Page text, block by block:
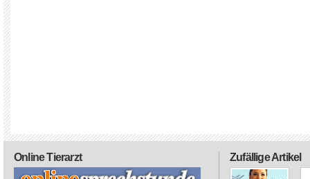
Zufällige Artikel
Online Tierarzt